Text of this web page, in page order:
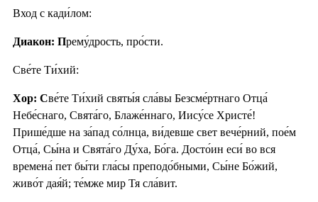
Вход с кади́лом:
Диакон: Прему́дрость, про́сти.
Све́те Ти́хий:
Хор: Све́те Ти́хий святы́я сла́вы Безсме́ртнаго Отца́
Небе́снаго, Свята́го, Блаже́ннаго, Иису́се Христе́!
Прише́дше на за́пад со́лнца, ви́девше свет вече́рний, пое́м
Отца́, Сы́на и Свята́го Ду́ха, Бо́га. Досто́ин еси́ во вся
времена́ пет бы́ти гла́сы преподо́бными, Сы́не Бо́жий,
живо́т дая́й; те́мже мир Тя сла́вит.